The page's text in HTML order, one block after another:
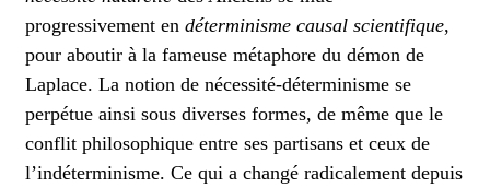
progressivement en déterminisme causal scientifique,
pour aboutir à la fameuse métaphore du démon de
Laplace. La notion de nécessité-déterminisme se
perpétue ainsi sous diverses formes, de même que le
conflit philosophique entre ses partisans et ceux de
l’indéterminisme. Ce qui a changé radicalement depuis